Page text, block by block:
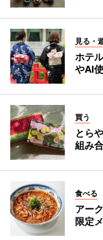
見る・
ホテ
やAI
買う
とら
組み
食べる
アー
限定